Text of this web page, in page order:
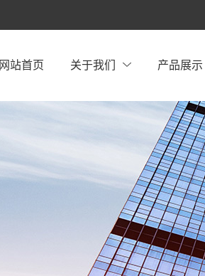
网站首页 关于我们 产品展示